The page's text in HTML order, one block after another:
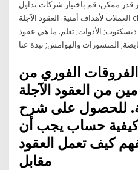
بأكبر قدر ممكن، قم باختيار شركات تداول
العملات لأهداف أمنية. العقود الآجلة cfd; المنصات. ميتاتريدر 5 (إم تي 5)
(4; سي كيو جي ديسكتوب; الأدوات; تعلم. ما هي عقود
المنشورات والهوامش; نبذة عنا
الفوري من
من العقود الآجلة
للحصول على شرح
كيفية حساب يجب أن
كيف تعمل العقود
مقابل